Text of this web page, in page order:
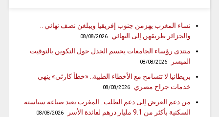
نساء المغرب يهزمن جنوب إفريقيا ويبلغن نصف نهائي ..
والجزائر طريقهن إلى النهائي
08/08/2026
منتدى رؤساء الجامعات يحسم الجدل حول التكوين بالتوقيت
الميسر
08/08/2026
بريطانيا لا تتسامح مع الأخطاء الطبية.. «خطأ كارثي» ينهي
خدمات جراح مصري
08/08/2026
من دعم العرض إلى دعم الطلب.. المغرب يعيد صياغة سياسته
السكنية بأكثر من 9.1 مليار درهم لفائدة الأسر
08/08/2026